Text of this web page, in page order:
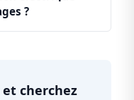
?
cherchez